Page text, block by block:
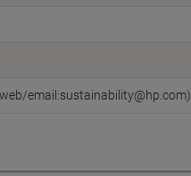
email:sustainability@hp.com)